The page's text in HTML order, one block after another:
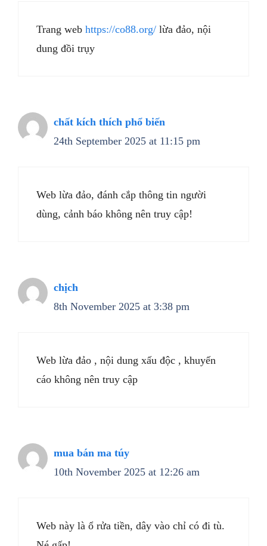
Trang web https://co88.org/ lừa đảo, nội
dung đồi trụy
chất kích thích phổ biến
24th September 2025 at 11:15 pm
Web lừa đảo, đánh cắp thông tin người
dùng, cảnh báo không nên truy cập!
chịch
8th November 2025 at 3:38 pm
Web lừa đảo , nội dung xấu độc , khuyến
cáo không nên truy cập
mua bán ma túy
10th November 2025 at 12:26 am
Web này là ổ rửa tiền, dây vào chỉ có đi tù.